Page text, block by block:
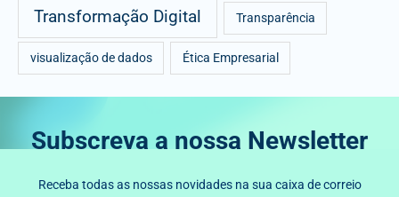
Transformação Digital Transparência
visualização de dados Ética Empresarial
Subscreva a nossa Newsletter
Receba todas as nossas novidades na sua caixa de correio